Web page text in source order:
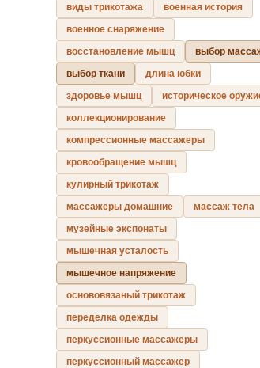
виды трикотажа
военная история
военное снаряжение
восстановление мышц
выбор
выбор ткани
длина юбки
здоровье мышц
историческое
коллекционирование
компрессионные массажеры
кровообращение мышц
кулирный трикотаж
массажеры домашние
массаж тела
музейные экспонаты
мышечная усталость
мышечное напряжение
основовязаный трикотаж
переделка одежды
перкуссионные массажеры
перкуссионный массажер